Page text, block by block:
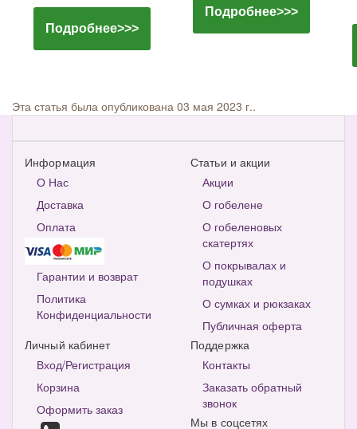
Подробнее>>>
Подробнее>>>
Эта статья была опубликована 03 мая 2023 г..
Информация
О Нас
Доставка
Оплата
Гарантии и возврат
Политика
Конфиденциальности
Статьи и акции
Акции
О гобелене
О гобеленовых
скатертях
О покрывалах и
подушках
О сумках и рюкзаках
Публичная оферта
Личный кабинет
Вход/Регистрация
Корзина
Оформить заказ
Поддержка
Контакты
Заказать обратный
звонок
Мы в соцсетях